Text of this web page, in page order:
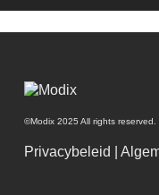
©Modix 2025 All rights reserved.
Privacybeleid